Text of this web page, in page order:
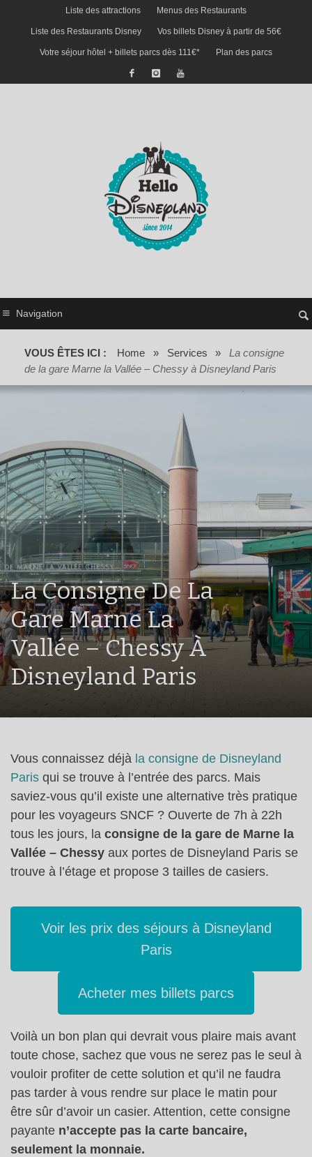
Liste des attractions Menus des Restaurants
Liste des Restaurants Disney Vos billets Disney à partir de 56€
Votre séjour hôtel + billets parcs dès 111€* Plan des parcs
Navigation
VOUS ÊTES ICI : Home » Services »
La consigne
de la gare Marne la Vallée – Chessy à Disneyland Paris
La Consigne De La
Gare Marne La
Vallée – Chessy À
Disneyland Paris
Vous connaissez déjà la consigne de Disneyland
Paris qui se trouve à l’entrée des parcs. Mais
saviez-vous qu’il existe une alternative très pratique
pour les voyageurs SNCF ? Ouverte de 7h à 22h
tous les jours, la consigne de la gare de Marne la
Vallée – Chessy aux portes de Disneyland Paris se
trouve à l’étage et propose 3 tailles de casiers.
Voir les prix des séjours à Disneyland
Paris
Acheter mes billets parcs
Voilà un bon plan qui devrait vous plaire mais avant
toute chose, sachez que vous ne serez pas le seul à
vouloir profiter de cette solution et qu’il ne faudra
pas tarder à vous rendre sur place le matin pour
être sûr d’avoir un casier. Attention, cette consigne
payante n’accepte pas la carte bancaire,
seulement la monnaie.